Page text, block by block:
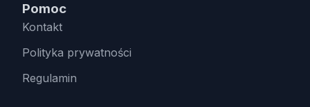
Pomoc
Kontakt
Polityka prywatności
Regulamin